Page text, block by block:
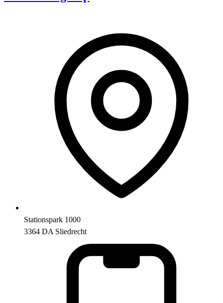
Stationspark 1000
3364 DA Sliedrecht